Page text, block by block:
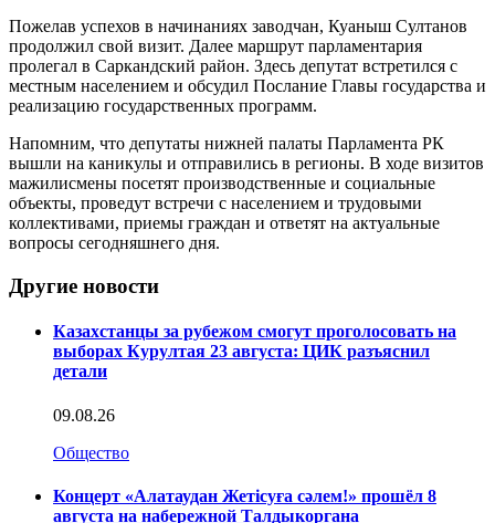
Пожелав успехов в начинаниях заводчан, Куаныш Султанов
продолжил свой визит. Далее маршрут парламентария
пролегал в Саркандский район. Здесь депутат встретился с
местным населением и обсудил Послание Главы государства и
реализацию государственных программ.
Напомним, что депутаты нижней палаты Парламента РК
вышли на каникулы и отправились в регионы. В ходе визитов
мажилисмены посетят производственные и социальные
объекты, проведут встречи с населением и трудовыми
коллективами, приемы граждан и ответят на актуальные
вопросы сегодняшнего дня.
Другие новости
Казахстанцы за рубежом смогут проголосовать на
выборах Курултая 23 августа: ЦИК разъяснил
детали
09.08.26
Общество
Концерт «Алатаудан Жетісуға сәлем!» прошёл 8
августа на набережной Талдыкоргана